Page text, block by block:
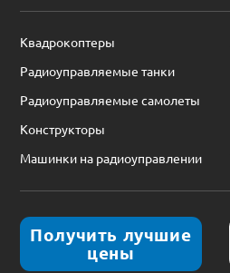
Квадрокоптеры
Радиоуправляемые танки
Радиоуправляемые самолеты
Конструкторы
Машинки на радиоуправлении
Получить лучшие
цены